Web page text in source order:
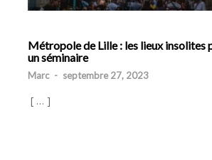
Métropole de Lille : les lieux insolites
un séminaire
Marc - septembre 27, 2023
[ … ]